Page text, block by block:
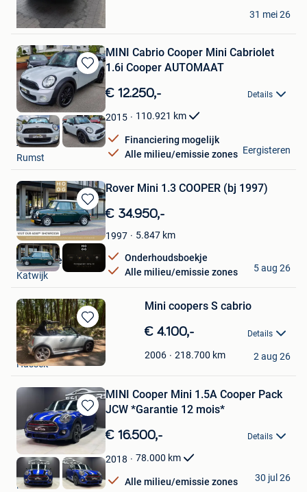
Seppe Hannes
Geel
31 mei 26
Bewaren
in
Mijn
Favorieten
MINI Cabrio Cooper Mini Cabriolet
1.6i Cooper AUTOMAAT
€ 12.250,- Details
2015 110.921 km
Financiering mogelijk
Alle milieu/emissie zones
Auto's 94
Rumst
Eergisteren
Bewaren
in
Mijn
Favorieten
Rover Mini 1.3 COOPER (bj 1997)
€ 34.950,-
1997 5.847 km
Onderhoudsboekje
Alle milieu/emissie zones
HooG Selections
Katwijk
5 aug 26
Bewaren
in
Mijn
Favorieten
Mini coopers S cabrio
€ 4.100,- Details
2006 218.700 km
petry
Hasselt
2 aug 26
Bewaren
in
Mijn
Favorieten
MINI Cooper Mini 1.5A Cooper Pack
JCW *Garantie 12 mois*
€ 16.500,- Details
2018 78.000 km
Alle milieu/emissie zones
E&L Cars
Herstal
30 jul 26